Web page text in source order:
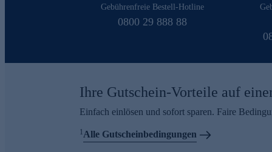
Gebührenfreie Bestell-Hotline
0800 29 888 88
Ihre Gutschein-Vorteile auf
Einfach einlösen und sofort sparen. Faire
1Alle Gutscheinbedingungen